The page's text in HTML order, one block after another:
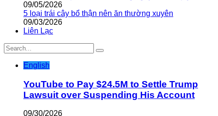
09/05/2026
5 loại trái cây bổ thận nên ăn thường xuyên
09/03/2026
Liên Lạc
English
YouTube to Pay $24.5M to Settle Trump
Lawsuit over Suspending His Account
09/30/2026